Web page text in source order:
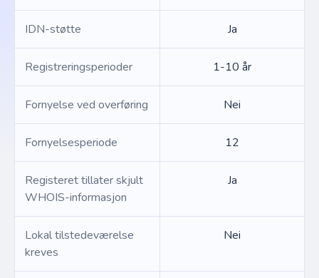
IDN-støtte Ja
Registreringsperioder 1-10 år
Fornyelse ved overføring Nei
Fornyelsesperiode 12
Registeret tillater skjult
WHOIS-informasjon
Ja
Lokal tilstedeværelse
kreves
Nei